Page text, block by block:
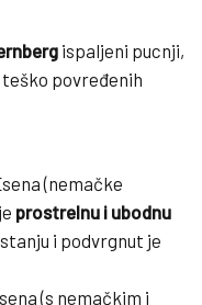
ispaljeni pucnji,
povređenih
(nemačke
prostrelnu i ubodnu
i podvrgnut je
(s nemačkim i